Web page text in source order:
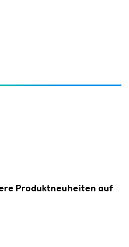
Produktneuheiten auf